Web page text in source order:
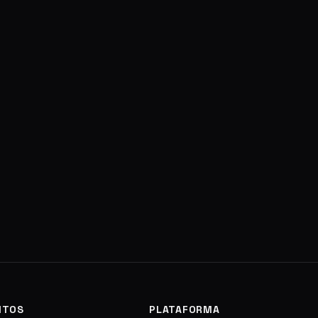
PLATAFORMA